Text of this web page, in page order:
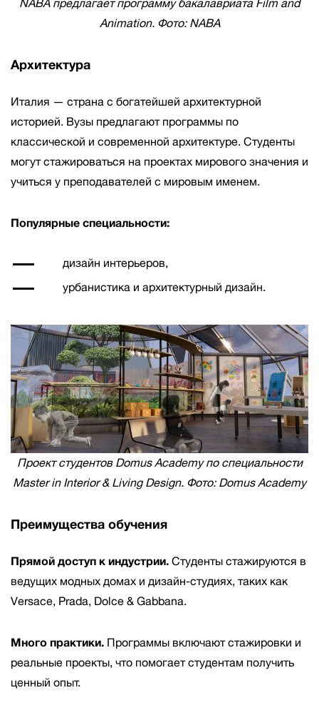
NABA предлагает программу бакалавриата Film and
Animation. Фото: NABA
Архитектура
Италия — страна с богатейшей архитектурной
историей. Вузы предлагают программы по
классической и современной архитектуре. Студенты
могут стажироваться на проектах мирового значения и
учиться у преподавателей с мировым именем.
Популярные специальности:
дизайн интерьеров,
урбанистика и архитектурный дизайн.
Проект студентов Domus Academy по специальности
Master in Interior & Living Design. Фото: Domus Academy
Преимущества обучения
Прямой доступ к индустрии.Студенты стажируются в
ведущих модных домах и дизайн-студиях, таких как
Versace, Prada, Dolce & Gabbana.
Много практики. Программы включают стажировки и
реальные проекты, что помогает студентам получить
ценный опыт.